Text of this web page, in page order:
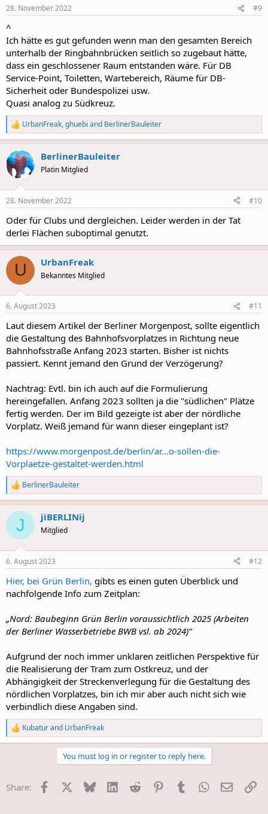
s
28. November 2022 #9
^
Ich hätte es gut gefunden wenn man den gesamten Bereich
unterhalb der Ringbahnbrücken seitlich so zugebaut hätte,
dass ein geschlossener Raum entstanden wäre. Für DB
Service-Point, Toiletten, Wartebereich, Räume für DB-
Sicherheit oder Bundespolizei usw.
Quasi analog zu Südkreuz.
R
e
a
c
t
i
s
UrbanFreak,ghuebi and BerlinerBauleiter
BerlinerBauleiter
Platin Mitglied
28. November 2022 #10
Oder für Clubs und dergleichen. Leider werden in der Tat
derlei Flächen suboptimal genutzt.
U UrbanFreak
Bekanntes Mitglied
6. August 2023 #11
Laut diesem Artikel der Berliner Morgenpost, sollte eigentlich
die Gestaltung des Bahnhofsvorplatzes in Richtung neue
Bahnhofsstraße Anfang 2023 starten. Bisher ist nichts
passiert. Kennt jemand den Grund der Verzögerung?
Nachtrag: Evtl. bin ich auch auf die Formulierung
hereingefallen. Anfang 2023 sollten ja die "südlichen" Plätze
fertig werden. Der im Bild gezeigte ist aber der nördliche
Vorplatz. Weiß jemand für wann dieser eingeplant ist?
https://www.morgenpost.de/berlin/ar...o-sollen-die-
Vorplaetze-gestaltet-werden.html
R
e
a
c
i
s
BerlinerBauleiter
J jiBERLINij
Mitglied
6. August 2023 #12
Hier, bei Grün Berlin, gibts es einen guten Überblick und
nachfolgende Info zum Zeitplan:
„Nord: Baubeginn Grün Berlin voraussichtlich 2025 (Arbeiten
der Berliner Wasserbetriebe BWB vsl. ab 2024)“
Aufgrund der noch immer unklaren zeitlichen Perspektive für
die Realisierung der Tram zum Ostkreuz, und der
Abhängigkeit der Streckenverlegung für die Gestaltung des
nördlichen Vorplatzes, bin ich mir aber auch nicht sich wie
verbindlich diese Angaben sind.
R
e
o
Kubaturand UrbanFreak
You must log in or register to reply here.
Share: Facebook Bluesky LinkedInReddit PinterestTumblrWhatsApp
E-Mail